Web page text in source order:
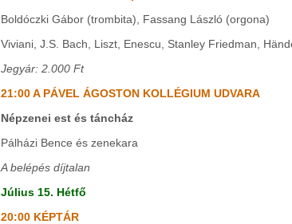
Boldóczki Gábor (trombita), Fassang László (orgona)
Viviani, J.S. Bach, Liszt, Enescu, Stanley Friedman,
Jegyár: 2.000 Ft
21:00 A PÁVEL ÁGOSTON KOLLÉGIUM UDVARA
Népzenei est és táncház
Pálházi Bence és zenekara
A belépés díjtalan
Július 15. Hétfő
20:00 KÉPTÁR